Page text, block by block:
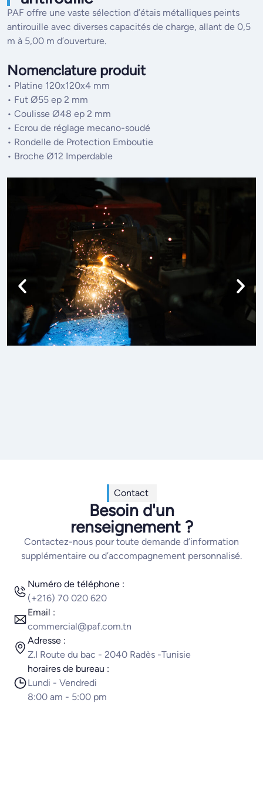
PAF offre une vaste sélection d’étais métalliques peints
antirouille avec diverses capacités de charge, allant de 0,5
m à 5,00 m d’ouverture.
Nomenclature produit
• Platine 120x120x4 mm
• Fut Ø55 ep 2 mm
• Coulisse Ø48 ep 2 mm
• Ecrou de réglage mecano-soudé
• Rondelle de Protection Emboutie
• Broche Ø12 Imperdable
Contact
Besoin d'un
renseignement ?
Contactez-nous pour toute demande d’information
supplémentaire ou d’accompagnement personnalisé.
Numéro de téléphone :
(+216) 70 020 620
Email :
commercial@paf.com.tn
Adresse :
Z.I Route du bac - 2040 Radès -Tunisie
horaires de bureau :
Lundi - Vendredi
8:00 am - 5:00 pm